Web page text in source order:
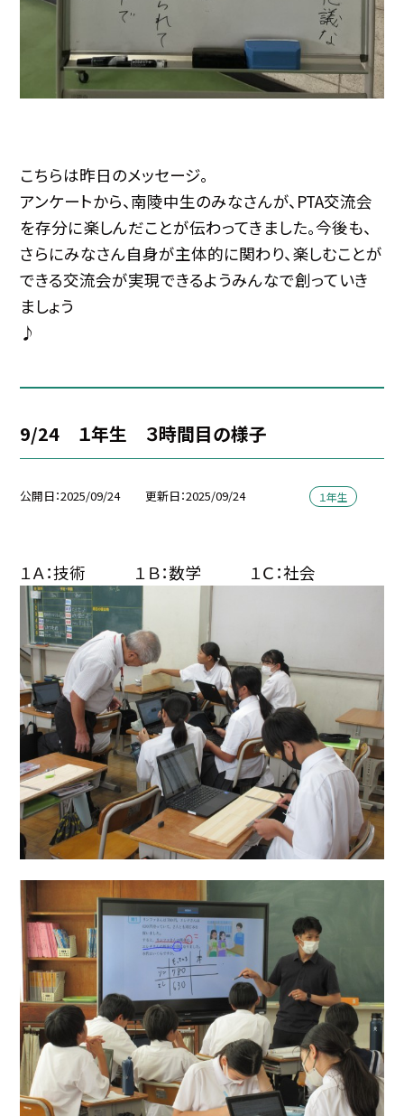
こちらは昨日のメッセージ。
アンケートから、南陵中生のみなさんが、PTA交流会
を存分に楽しんだことが伝わってきました。今後も、
さらにみなさん自身が主体的に関わり、楽しむことが
できる交流会が実現できるようみんなで創っていき
ましょう
♪
9/24 １年生 ３時間目の様子
公開日 2025/09/24 更新日 2025/09/24 １年生
１Ａ：技術 １Ｂ：数学 １Ｃ：社会